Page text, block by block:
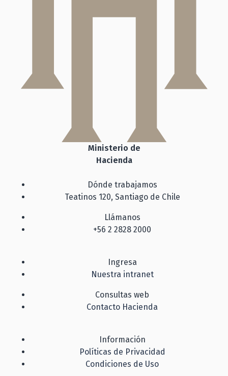
Ministerio de
Hacienda
Dónde trabajamos
Teatinos 120, Santiago de Chile
Llámanos
+56 2 2828 2000
Ingresa
Nuestra intranet
Consultas web
Contacto Hacienda
Información
Políticas de Privacidad
Condiciones de Uso